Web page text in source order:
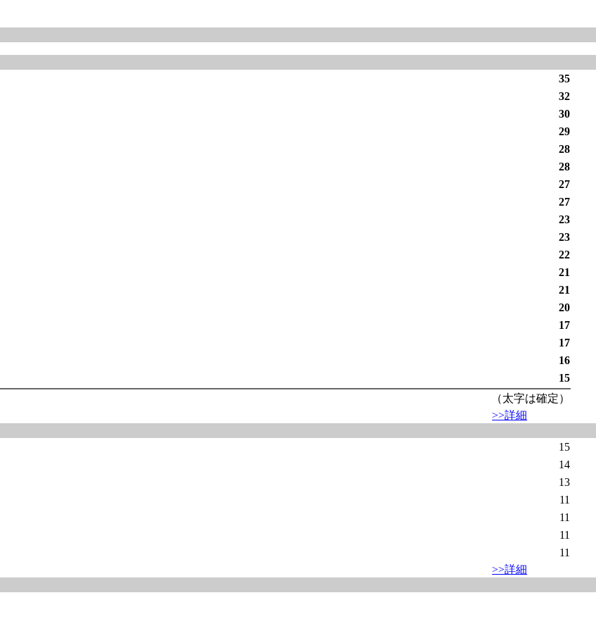
>>詳細
35
32
30
29
28
28
27
27
23
23
22
21
21
20
17
17
16
15
（太字は確定）
>>詳細
15
14
13
11
11
11
11